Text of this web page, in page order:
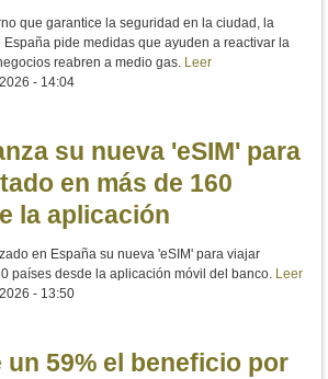
que garantice la seguridad en la ciudad, la
pide medidas que ayuden a reactivar la
reabren a medio gas. Leer
- 14:04
su nueva 'eSIM' para
en más de 160
la aplicación
en España su nueva 'eSIM' para viajar
países desde la aplicación móvil del banco. Leer
- 13:50
un 59% el beneficio por